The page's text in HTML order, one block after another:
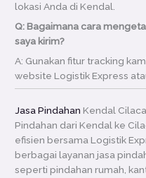
lokasi Anda di Kendal.
Q: Bagaimana cara
saya kirim?
A: Gunakan fitur tracking
website Logistik Express
Jasa Pindahan Kendal
Pindahan dari Kendal ke
efisien bersama Logistik
berbagai layanan jasa
seperti pindahan rumah,